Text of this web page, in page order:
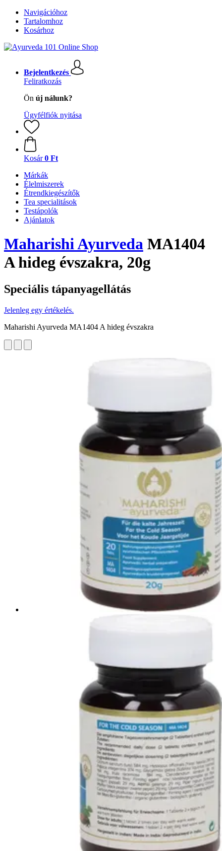
Navigációhoz
Tartalomhoz
Kosárhoz
Bejelentkezés
Feliratkozás
Ön új nálunk?
Ügyfélfiók nyitása
Kosár 0 Ft
Márkák
Élelmiszerek
Étrendkiegészítők
Tea specialitások
Testápolók
Ajánlatok
Maharishi Ayurveda MA1404
A hideg évszakra, 20g
Speciális tápanyagellátás
Jelenleg egy értékelés.
Maharishi Ayurveda MA1404 A hideg évszakra